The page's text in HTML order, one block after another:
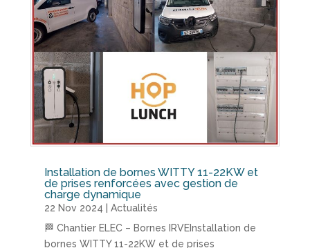
Installation de bornes WITTY 11-22KW et
de prises renforcées avec gestion de
charge dynamique
22 Nov 2024
Actualités
🏁 Chantier ELEC – Bornes IRVEInstallation de
bornes WITTY 11-22KW et de prises